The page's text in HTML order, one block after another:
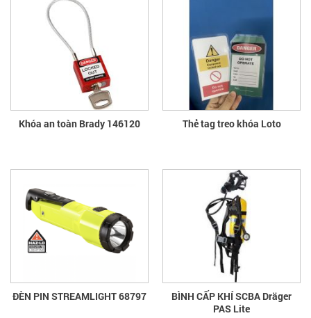
Khóa an toàn Brady 146120 Thẻ tag treo khóa Loto
ĐÈN PIN STREAMLIGHT 68797
BÌNH CẤP KHÍ SCBA Dräger
PAS Lite